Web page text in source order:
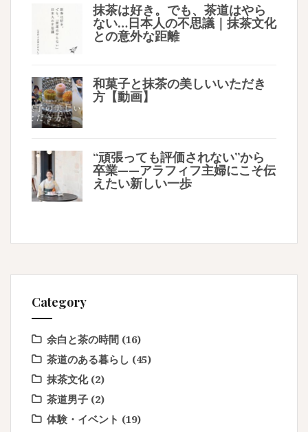
抹茶は好き。でも、茶道はやら
ない…日本人の不思議｜抹茶文化
との意外な距離
和菓子と抹茶の美しいいただき
方【動画】
“頑張っても評価されない”から
卒業——アラフィフ主婦にこそ伝
えたい新しい一歩
Category
余白と茶の時間 (16)
茶道のある暮らし (45)
抹茶文化(2)
茶道男子 (2)
体験・イベント (19)